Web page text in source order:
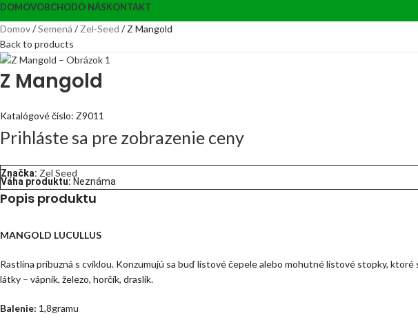
DOMOVOBCHODO NÁSKONTAKT
Domov Semená Zel-Seed
Z Mangold
Back to products
Z Mangold
Katalógové číslo: Z9011
Prihláste sa pre zobrazenie ceny
Značka: Zel Seed
Váha produktu: Neznáma
Popis produktu
MANGOLD LUCULLUS
Rastlina príbuzná s cviklou. Konzumujú sa buď listové čepele alebo mohutné listové stopky,
látky – vápnik, železo, horčík, draslík.
Balenie: 1,8gramu